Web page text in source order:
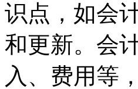
识点，如会
和更新。会
入、费用等